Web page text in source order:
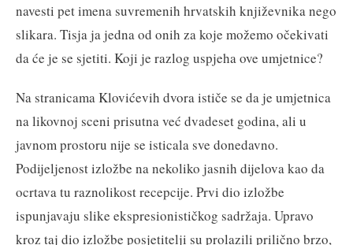
navesti pet imena suvremenih hrvatskih književnika nego
slikara. Tisja ja jedna od onih za koje možemo očekivati
da će je se sjetiti. Koji je razlog uspjeha ove umjetnice?
Na stranicama Klovićevih dvora ističe se da je umjetnica
na likovnoj sceni prisutna već dvadeset godina, ali u
javnom prostoru nije se isticala sve donedavno.
Podijeljenost izložbe na nekoliko jasnih dijelova kao da
ocrtava tu raznolikost recepcije. Prvi dio izložbe
ispunjavaju slike ekspresionističkog sadržaja. Upravo
kroz taj dio izložbe posjetitelji su prolazili prilično brzo,